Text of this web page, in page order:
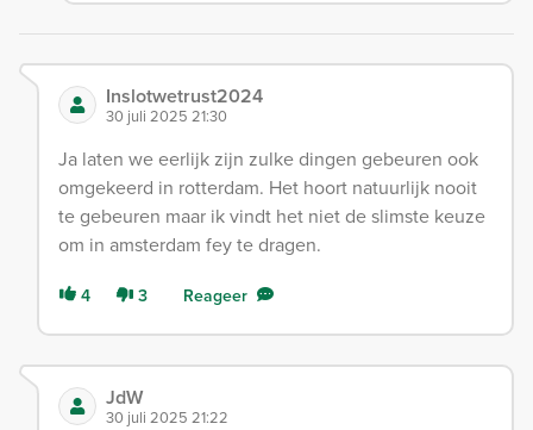
Inslotwetrust2024
30 juli 2025 21:30
Ja laten we eerlijk zijn zulke dingen gebeuren ook
omgekeerd in rotterdam. Het hoort natuurlijk nooit
te gebeuren maar ik vindt het niet de slimste keuze
om in amsterdam fey te dragen.
4 3 Reageer
JdW
30 juli 2025 21:22